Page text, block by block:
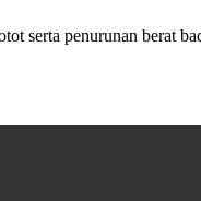
serta penurunan berat